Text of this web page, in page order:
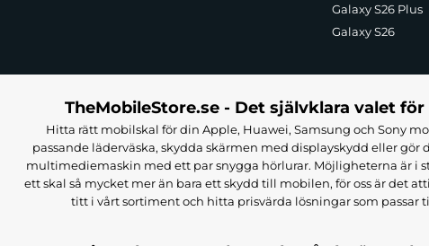
Galaxy S26 Plus
Galaxy S26
TheMobileStore.se - Det självklara valet
Hitta rätt mobilskal för din Apple, Huawei, Samsung och Sony
passande läderväska, skydda skärmen med displayskydd eller
multimediemaskin med ett par snygga hörlurar. Möjligheterna är i
ett skal så mycket mer än bara ett skydd till mobilen, för oss är det
titt i vårt sortiment och hitta prisvärda lösningar som passar